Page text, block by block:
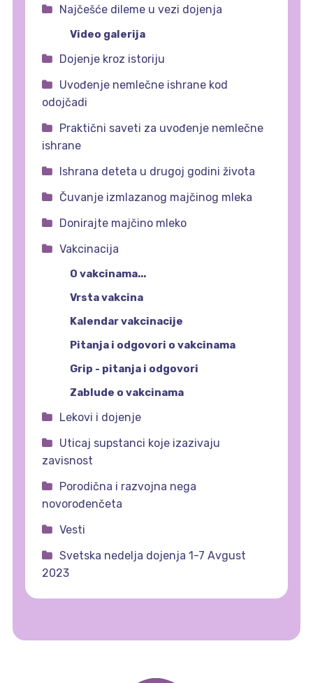
Najčešće dileme u vezi dojenja
Video galerija
Dojenje kroz istoriju
Uvođenje nemlečne ishrane kod
odojčadi
Praktični saveti za uvođenje nemlečne
ishrane
Ishrana deteta u drugoj godini života
Čuvanje izmlazanog majčinog mleka
Donirajte majčino mleko
Vakcinacija
O vakcinama...
Vrsta vakcina
Kalendar vakcinacije
Pitanja i odgovori o vakcinama
Grip - pitanja i odgovori
Zablude o vakcinama
Lekovi i dojenje
Uticaj supstanci koje izazivaju
zavisnost
Porodična i razvojna nega
novorođenčeta
Vesti
Svetska nedelja dojenja 1-7 Avgust
2023